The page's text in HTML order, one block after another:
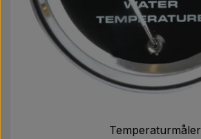
Temperaturmåler